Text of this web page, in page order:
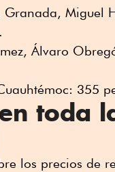
Granada, Miguel
Álvaro
355
toda
los precios de